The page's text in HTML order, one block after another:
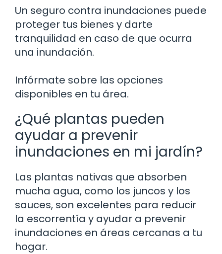
Un seguro contra inundaciones puede
proteger tus bienes y darte
tranquilidad en caso de que ocurra
una inundación.
Infórmate sobre las opciones
disponibles en tu área.
¿Qué plantas pueden
ayudar a prevenir
inundaciones en mi jardín?
Las plantas nativas que absorben
mucha agua, como los juncos y los
sauces, son excelentes para reducir
la escorrentía y ayudar a prevenir
inundaciones en áreas cercanas a tu
hogar.